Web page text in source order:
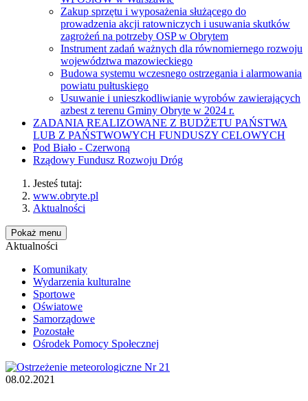
Zakup sprzętu i wyposażenia służącego do
prowadzenia akcji ratowniczych i usuwania skutków
zagrożeń na potrzeby OSP w Obrytem
Instrument zadań ważnych dla równomiernego rozwoju
województwa mazowieckiego
Budowa systemu wczesnego ostrzegania i alarmowania
powiatu pułtuskiego
Usuwanie i unieszkodliwianie wyrobów zawierających
azbest z terenu Gminy Obryte w 2024 r.
ZADANIA REALIZOWANE Z BUDŻETU PAŃSTWA
LUB Z PAŃSTWOWYCH FUNDUSZY CELOWYCH
Pod Biało - Czerwoną
Rządowy Fundusz Rozwoju Dróg
Jesteś tutaj:
www.obryte.pl
Aktualności
Pokaż menu
Aktualności
Komunikaty
Wydarzenia kulturalne
Sportowe
Oświatowe
Samorządowe
Pozostałe
Ośrodek Pomocy Społecznej
08.02.2021